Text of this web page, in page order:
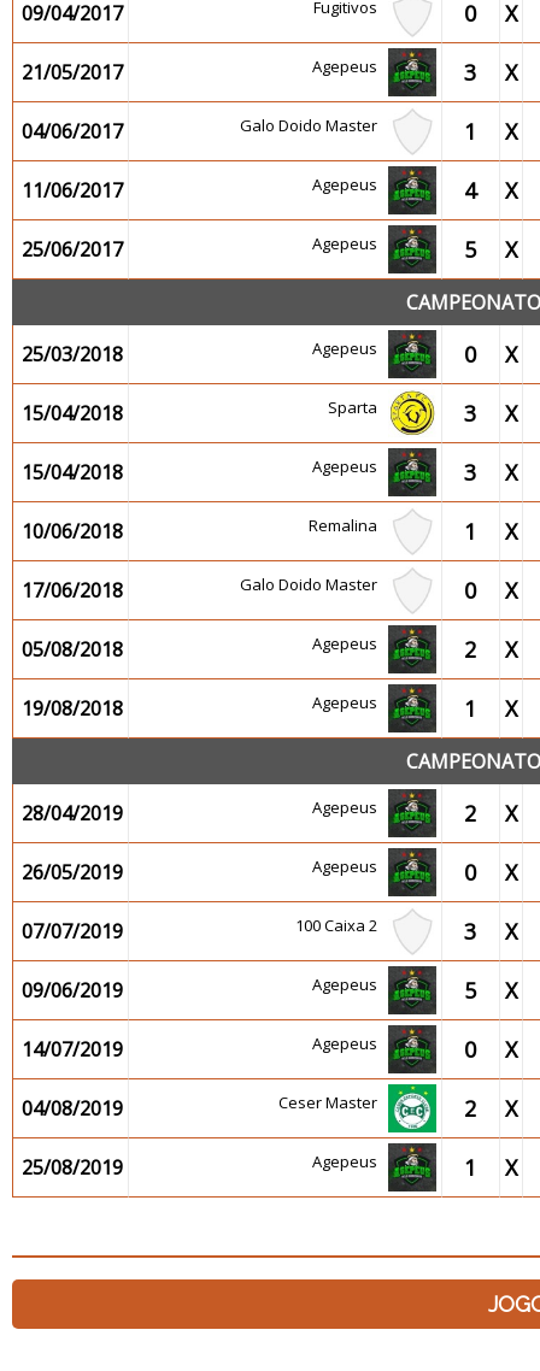
09/04/2017 Fugitivos 0 X
21/05/2017 Agepeus 3 X
04/06/2017 Galo Doido Master 1 X
11/06/2017 Agepeus 4 X
25/06/2017 Agepeus 5 X
25/03/2018
Agepeus 0 X
15/04/2018 Sparta 3 X
15/04/2018 Agepeus 3 X
10/06/2018 Remalina 1 X
17/06/2018 Galo Doido Master 0 X
05/08/2018 Agepeus 2 X
19/08/2018 Agepeus 1 X
28/04/2019
Agepeus 2 X
26/05/2019 Agepeus 0 X
07/07/2019 100 Caixa 2 3 X
09/06/2019 Agepeus 5 X
14/07/2019 Agepeus 0 X
04/08/2019 Ceser Master 2 X
25/08/2019 Agepeus 1 X